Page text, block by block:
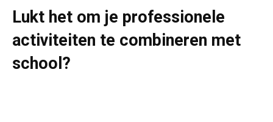
Lukt het om je professionele
activiteiten te combineren met
school?